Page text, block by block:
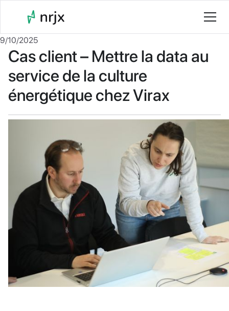
9/10/2025
Cas client – Mettre la data au
service de la culture
énergétique chez Virax